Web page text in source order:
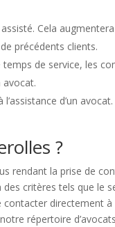
Cela
précédents clients.
de service, les
avocat.
d’un
?
rendant la prise de
critères tels que le
directement
répertoire